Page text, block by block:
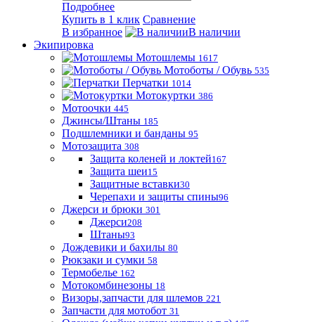
Подробнее
Купить в 1 клик Сравнение
В избранное
В наличии
Экипировка
Мотошлемы 1617
Мотоботы / Обувь 535
Перчатки 1014
Мотокуртки 386
Мотоочки 445
Джинсы/Штаны 185
Подшлемники и банданы 95
Мотозащита 308
Защита коленей и локтей167
Защита шеи15
Защитные вставки30
Черепахи и защиты спины96
Джерси и брюки 301
Джерси208
Штаны93
Дождевики и бахилы 80
Рюкзаки и сумки 58
Термобелье 162
Мотокомбинезоны 18
Визоры,запчасти для шлемов 221
Запчасти для мотобот 31